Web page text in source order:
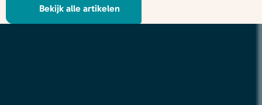
Bekijk alle artikelen